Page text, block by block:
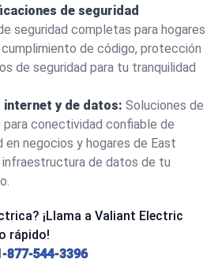
de seguridad
seguridad completas para hogares
de código, protección
de seguridad para tu tranquilidad
y de datos: Soluciones de
conectividad confiable de
negocios y hogares de East
de datos de tu
¡Llama a Valiant Electric
rápido!
877-544-3396